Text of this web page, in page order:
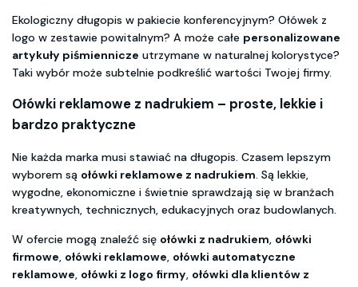
Ekologiczny długopis w pakiecie konferencyjnym? Ołówek z
logo w zestawie powitalnym? A może całe personalizowane
artykuły piśmiennicze utrzymane w naturalnej kolorystyce?
Taki wybór może subtelnie podkreślić wartości Twojej firmy.
Ołówki reklamowe z nadrukiem – proste, lekkie i
bardzo praktyczne
Nie każda marka musi stawiać na długopis. Czasem lepszym
wyborem są ołówki reklamowe z nadrukiem. Są lekkie,
wygodne, ekonomiczne i świetnie sprawdzają się w branżach
kreatywnych, technicznych, edukacyjnych oraz budowlanych.
W ofercie mogą znaleźć się ołówki z nadrukiem ołówki
firmowe ołówki reklamowe ołówki automatyczne
reklamowe ołówki z logo firmy ołówki dla klientów z